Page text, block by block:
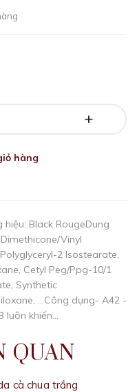
+
hàng
Black RougeDung
Vinyl
2 Isostearate,
Cetyl Peg/Ppg-10/1
Synthetic
…Công dụng- A42 -
luôn khiến...
QUAN
cà chua trắng